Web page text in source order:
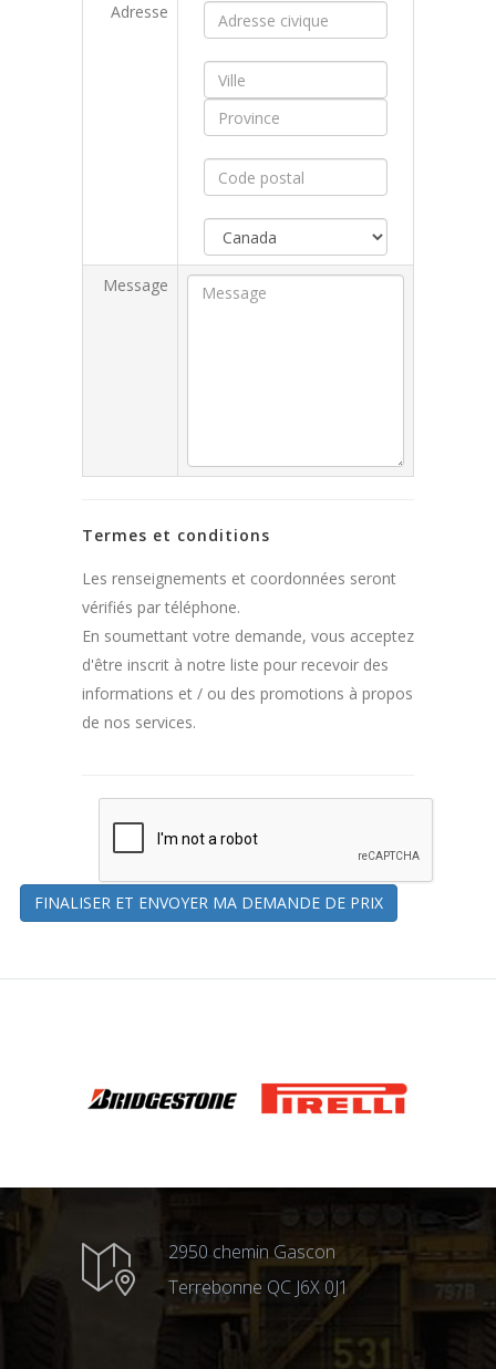
Adresse
Message
Termes et conditions
Les renseignements et coordonnées seront
vérifiés par téléphone.
En soumettant votre demande, vous acceptez
d'être inscrit à notre liste pour recevoir des
informations et / ou des promotions à propos
de nos services.
FINALISER ET ENVOYER MA DEMANDE DE PRIX
2950 chemin Gascon
Terrebonne QC J6X 0J1